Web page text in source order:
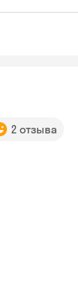
2 отзыва